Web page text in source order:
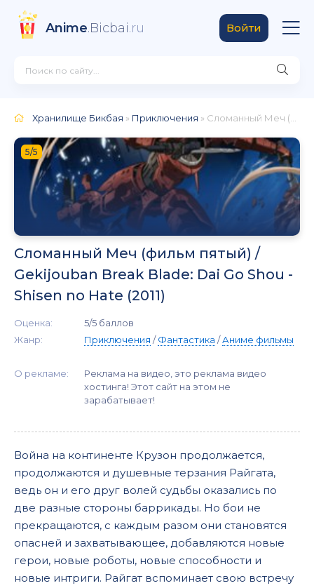
Anime.Bicbai.ru Войти
Хранилище Бикбая » Приключения » Сломанный Меч (фильм пятый) / Gekijouban Break Blade: Dai Go Shou - Shisen no Hate (2011)
5/5
Сломанный Меч (фильм пятый) /
Gekijouban Break Blade: Dai Go Shou -
Shisen no Hate (2011)
Оценка:
5/5 баллов
Жанр:
Приключения /Фантастика /Аниме фильмы
О рекламе:
Реклама на видео, это реклама видео
хостинга! Этот сайт на этом не
зарабатывает!
Война на континенте Крузон продолжается,
продолжаются и душевные терзания Райгата,
ведь он и его друг волей судьбы оказались по
две разные стороны баррикады. Но бои не
прекращаются, с каждым разом они становятся
опасней и захватывающее, добавляются новые
герои, новые роботы, новые способности и
новые интриги. Райгат вспоминает свою встречу